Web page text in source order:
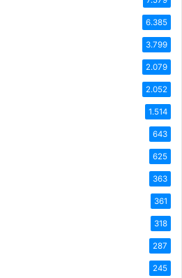
6.385
3.799
2.079
2.052
1.514
643
625
363
361
318
287
245